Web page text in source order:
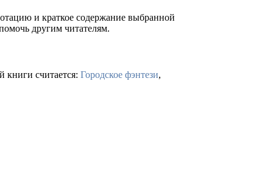
и краткое содержание выбранной
другим читателям.
книги считается: Городское фэнтези,